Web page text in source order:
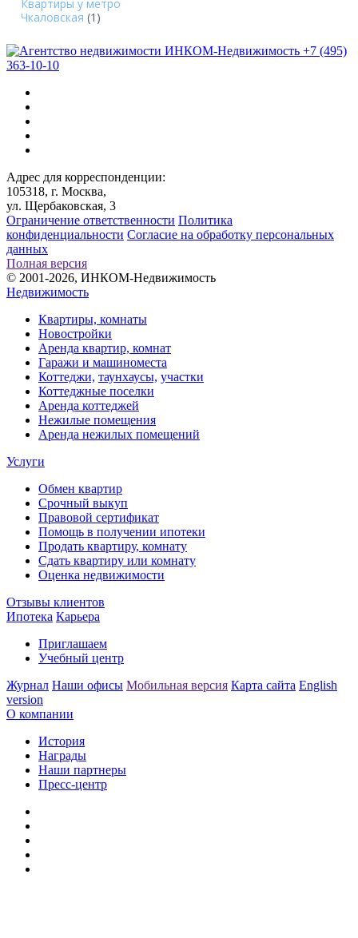
Квартиры у метро
Чкаловская (1)
+7 (495)
363-10-10
Адрес для корреспонденции:
105318, г. Москва,
ул. Щербаковская, 3
Ограничение ответственности Политика
конфиденциальности Согласие на обработку персональных
данных
Полная версия
© 2001-2026, ИНКОМ-Недвижимость
Недвижимость
Квартиры, комнаты
Новостройки
Аренда квартир, комнат
Гаражи и машиноместа
Коттеджи, таунхаусы, участки
Коттеджные поселки
Аренда коттеджей
Нежилые помещения
Аренда нежилых помещений
Услуги
Обмен квартир
Срочный выкуп
Правовой сертификат
Помощь в получении ипотеки
Продать квартиру, комнату
Сдать квартиру или комнату
Оценка недвижимости
Отзывы клиентов
Ипотека Карьера
Приглашаем
Учебный центр
Журнал Наши офисы Мобильная версия Карта сайта English
version
О компании
История
Награды
Наши партнеры
Пресс-центр